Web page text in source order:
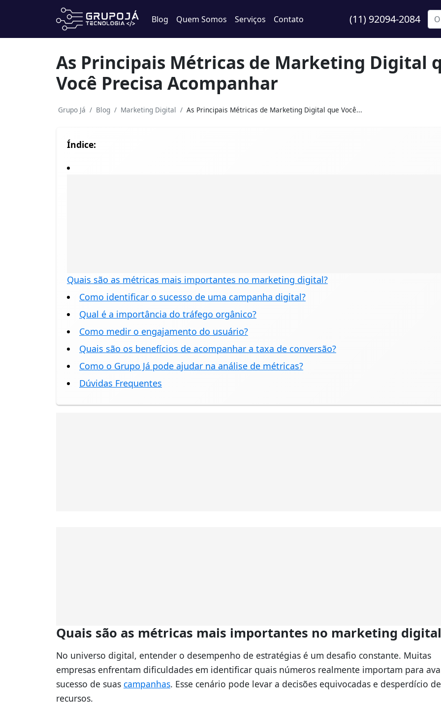
Blog Quem Somos Serviços Contato (11) 92094-2084
As Principais Métricas de Marketing Digital
Você Precisa Acompanhar
Grupo Já Blog Marketing Digital As Principais Métricas de Marketing Digital que Você...
Índice:
Quais são as métricas mais importantes no marketing digital?
Como identificar o sucesso de uma campanha digital?
Qual é a importância do tráfego orgânico?
Como medir o engajamento do usuário?
Quais são os benefícios de acompanhar a taxa de conversão?
Como o Grupo Já pode ajudar na análise de métricas?
Dúvidas Frequentes
Quais são as métricas mais importantes no marketing
No universo digital, entender o desempenho de estratégias é um desafio constante. Muitas
empresas enfrentam dificuldades em identificar quais números realmente importam para
sucesso de suas campanhas. Esse cenário pode levar a decisões equivocadas e desperdício de
recursos.